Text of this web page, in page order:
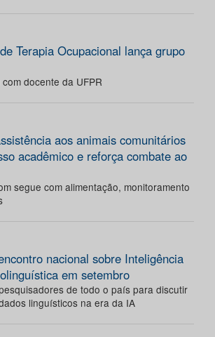
Terapia Ocupacional lança grupo
docente da UFPR
aos animais comunitários
acadêmico e reforça combate ao
segue com alimentação, monitoramento
nacional sobre Inteligência
em setembro
de todo o país para discutir
linguísticos na era da IA